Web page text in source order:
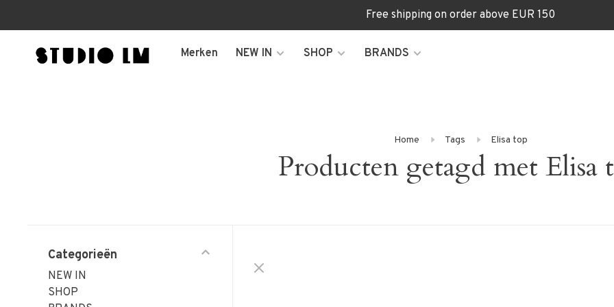
Free shipping on order above EUR 150
Merken NEW IN SHOP BRANDS
Home Tags Elisa top
Producten getagd met Elisa
Categorieën
NEW IN
SHOP